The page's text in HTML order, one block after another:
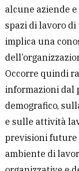
alcune aziende
spazi di lavoro di
implica una
Occorre quindi
informazioni dal
demografico,
e sulle attività
previsioni future
ambiente di